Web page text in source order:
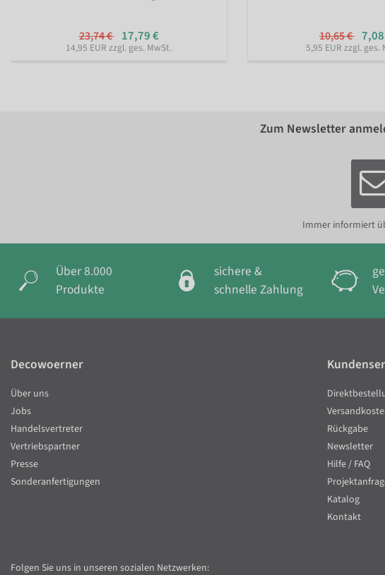
23,74 € 17,79 €
14,95 EUR zzgl. ges. MwSt.
10,65 €
5,95 EUR zzgl. ges.
Zum Newsletter
Immer informiert
Über 8.000
Produkte
sichere &
schnelle Zahlung
Decowoerner
Über uns
Jobs
Handelsvertreter
Vertriebspartner
Presse
Sonderanfertigungen
Rückgabe
Newsletter
Hilfe / FAQ
Katalog
Kontakt
Folgen Sie uns in unseren sozialen Netzwerken: